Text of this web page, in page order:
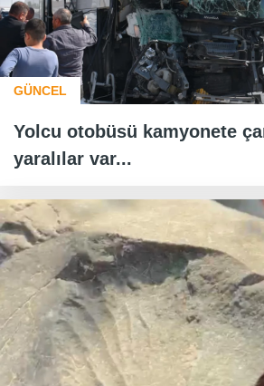
GÜNCEL
Yolcu otobüsü kamyonete
yaralılar var...